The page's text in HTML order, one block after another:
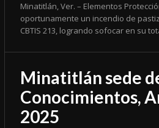
Minatitlán, Ver. – Elementos
oportunamente un incendio de
CBTIS 213, logrando sofocar en su
Minatitlán sede
Conocimientos,
2025